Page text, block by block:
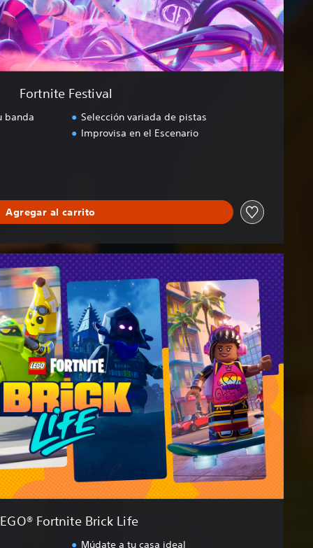
Fortnite Festival
banda
Selección variada de pistas
Improvisa en el Escenario
Agregar al carrito
Fortnite Brick Life
Múdate a tu casa ideal